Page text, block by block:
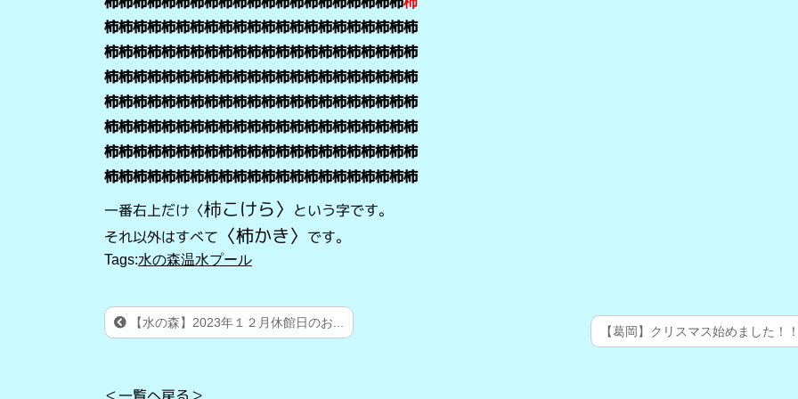
柿柿柿柿柿柿柿柿柿柿柿柿柿柿柿柿柿柿柿柿柿柿
柿柿柿柿柿柿柿柿柿柿柿柿柿柿柿柿柿柿柿柿柿柿
柿柿柿柿柿柿柿柿柿柿柿柿柿柿柿柿柿柿柿柿柿柿
柿柿柿柿柿柿柿柿柿柿柿柿柿柿柿柿柿柿柿柿柿柿
柿柿柿柿柿柿柿柿柿柿柿柿柿柿柿柿柿柿柿柿柿柿
柿柿柿柿柿柿柿柿柿柿柿柿柿柿柿柿柿柿柿柿柿柿
柿柿柿柿柿柿柿柿柿柿柿柿柿柿柿柿柿柿柿柿柿柿
一番右上だけ〈杮こけら〉 という字です。
それ以外はすべて 〈柿かき〉 です。
Tags:水の森温水プール
【水の森】2023年１２月休館日のお...
【葛岡】クリスマス始めました！
＜一覧へ戻る＞